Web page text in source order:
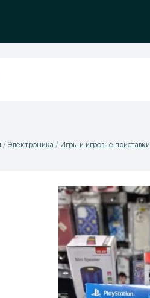
Электроника Игры и игровые приставки